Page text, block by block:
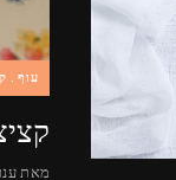
עוף
מאת